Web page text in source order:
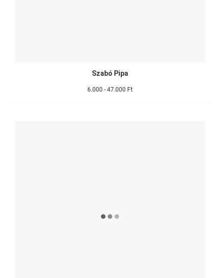
Szabó Pipa
6.000 - 47.000 Ft